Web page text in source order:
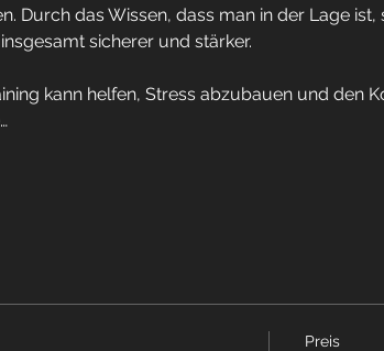
Durch das Wissen, dass man in der Lage
sicherer und stärker.
kann helfen, Stress abzubauen und den
Preis